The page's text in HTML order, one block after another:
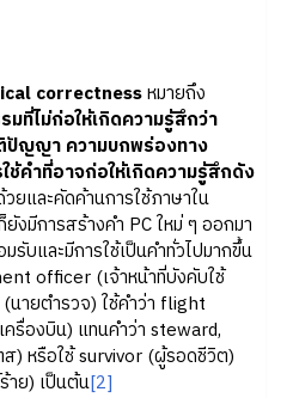
correctnessหมายถึง
ที่ไม่ก่อให้เกิดความรู้สึกว่า
ปัญญา ความบกพร่องทาง
ช้คำที่อาจก่อให้เกิดความรู้สึกดัง
ยและคัดค้านการใช้ภาษาใน
มีการสร้างคำ PC ใหม่ ๆ ออกมา
รับและมีการใช้เป็นคำทั่วไปมากขึ้น
officer (เจ้าหน้าที่บังคับใช้
ายตำรวจ) ใช้คำว่า flight
องบิน) แทนคำว่า steward,
) หรือใช้ survivor (ผู้รอดชีวิต)
าย) เป็นต้น[2]